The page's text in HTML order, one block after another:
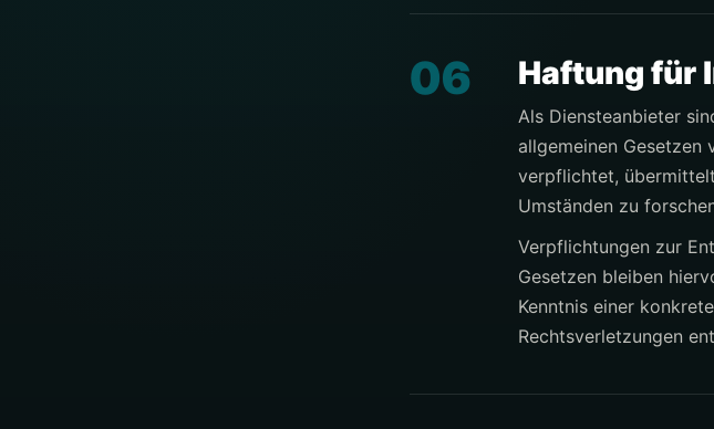
06 Haftung für
Als Diensteanbieter
allgemeinen
verpflichtet,
Umständen zu
Verpflichtungen zur
Gesetzen bleiben
Kenntnis einer
Rechtsverletzungen